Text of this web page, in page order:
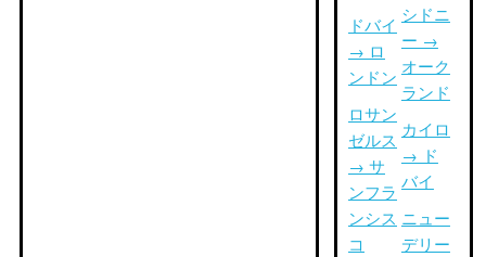
ドバイ
→ ロ
ンドン
ロサン
ゼルス
→ サ
ンフラ
ンシス
コ
シドニ
ー →
オーク
ランド
カイロ
→ ド
バイ
ニュー
デリー